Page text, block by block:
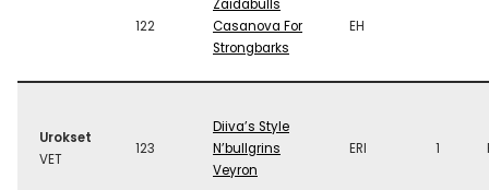
122
Zaidabulls
Casanova For
Strongbarks
EH
Urokset
VET
123
Diiva’s Style
N’bullgrins
Veyron
ERI 1